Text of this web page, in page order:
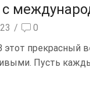
/
0
прекрасный
Пусть